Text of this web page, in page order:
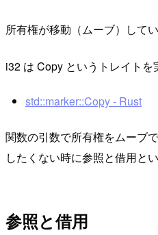
所有権が移動（ムーブ）して
i32 は Copy というトレイトを
std::marker::Copy - Rust
関数の引数で所有権をムーブ
したくない時に参照と借用と
参照と借用